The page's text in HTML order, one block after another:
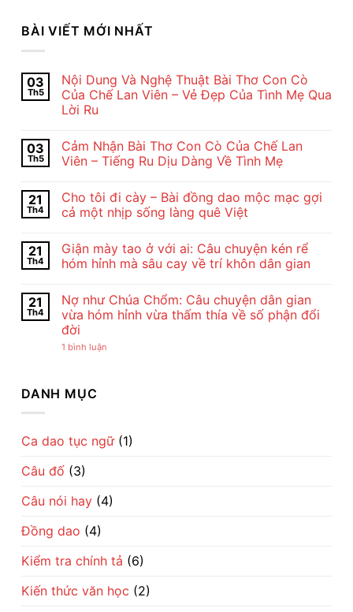
BÀI VIẾT MỚI NHẤT
03
Th5
Nội Dung Và Nghệ Thuật Bài Thơ Con Cò
Của Chế Lan Viên – Vẻ Đẹp Của Tình Mẹ Qua
Lời Ru
bình
luận
ở
Và
Nghệ
Thuật
Con
Cò
Của
Viên
Vẻ
Đẹp
Tình
Ru
03
Th5
Cảm Nhận Bài Thơ Con Cò Của Chế Lan
Viên – Tiếng Ru Dịu Dàng Về Tình Mẹ
bình
luận
ở
Bài
Thơ
Con
Chế
Lan
Viên
–
Ru
Tình
Mẹ
21
Th4
Cho tôi đi cày – Bài đồng dao mộc mạc gợi
cả một nhịp sống làng quê Việt
bình
luận
ở
đi
cày
–
Bài
dao
cả
một
quê
21
Th4
Giận mày tao ở với ai: Câu chuyện kén rể
hóm hỉnh mà sâu cay về trí khôn dân gian
bình
luận
ở
Giận
tao
Câu
chuyện
hỉnh
sâu
cay
trí
khôn
gian
21
Th4
Nợ như Chúa Chổm: Câu chuyện dân gian
vừa hóm hỉnh vừa thấm thía về số phận đổi
đời
1 bình luận
vừa
hóm
về
số
DANH MỤC
Ca dao tục ngữ(1)
Câu đố (3)
Câu nói hay (4)
Đồng dao (4)
Kiểm tra chính tả (6)
Kiến thức văn học (2)